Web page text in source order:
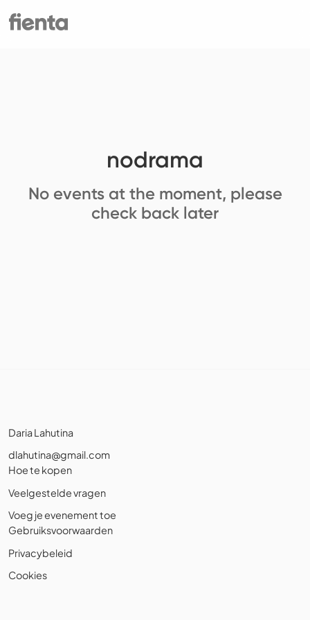
nodrama
No events at the moment, please
check back later
Daria Lahutina
dlahutina@gmail.com
Hoe te kopen
Veelgestelde vragen
Voeg je evenement toe
Gebruiksvoorwaarden
Privacybeleid
Cookies